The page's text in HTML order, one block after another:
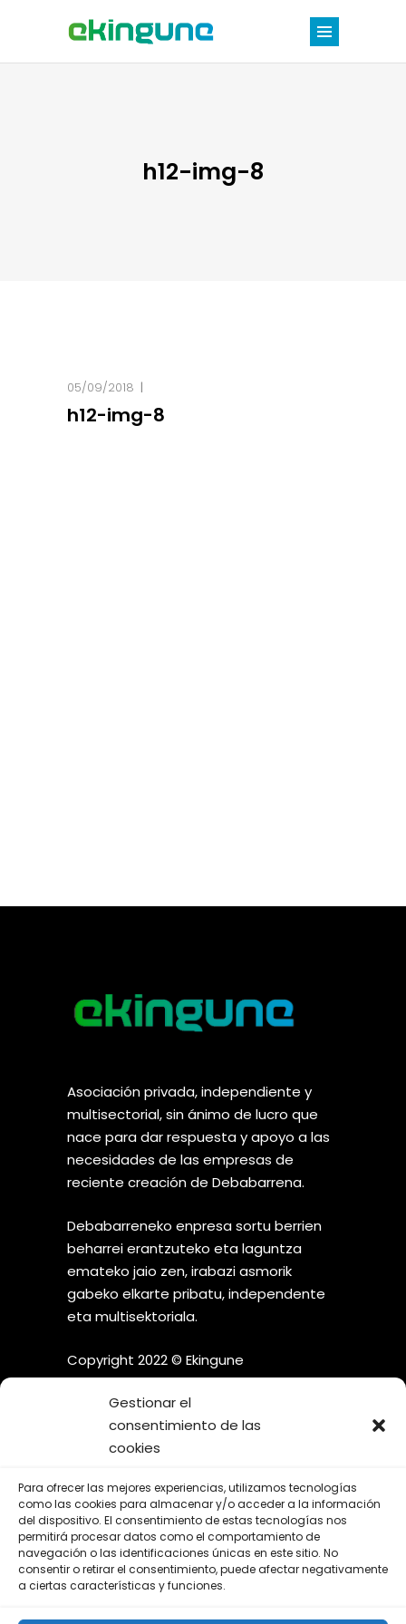
Gestionar el
consentimiento de las
cookies
Para ofrecer las mejores experiencias, utilizamos tecnologías
como las cookies para almacenar y/o acceder a la información
del dispositivo. El consentimiento de estas tecnologías nos
permitirá procesar datos como el comportamiento de
navegación o las identificaciones únicas en este sitio. No
consentir o retirar el consentimiento, puede afectar negativamente
a ciertas características y funciones.
h12-img-8
05/09/2018
h12-img-8
Asociación privada, independiente y
multisectorial, sin ánimo de lucro que
nace para dar respuesta y apoyo a las
necesidades de las empresas de
reciente creación de Debabarrena.
Debabarreneko enpresa sortu berrien
beharrei erantzuteko eta laguntza
emateko jaio zen, irabazi asmorik
gabeko elkarte pribatu, independente
eta multisektoriala.
Copyright 2022 © Ekingune
¡SÍGUENOS EN LAS REDES
SOCIALES!
Aviso Legal